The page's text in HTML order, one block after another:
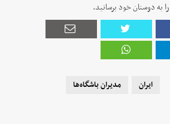
به دوستان خود برسانید.
ایران مدیران باشگاه‌ها